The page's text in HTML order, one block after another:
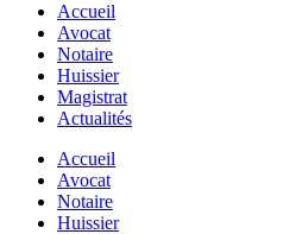
Accueil
Avocat
Notaire
Huissier
Magistrat
Actualités
Accueil
Avocat
Notaire
Huissier